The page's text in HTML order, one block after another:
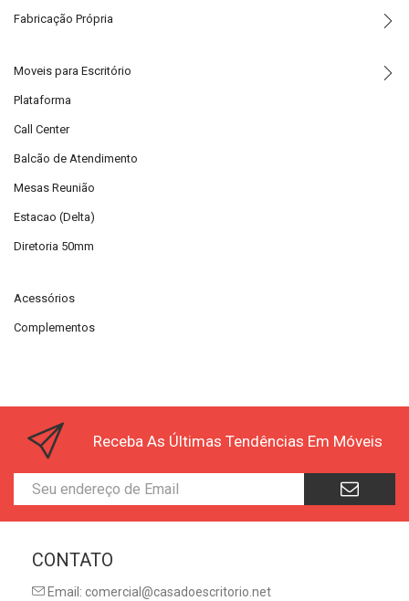
Fabricação Própria
Moveis para Escritório
Plataforma
Call Center
Balcão de Atendimento
Mesas Reunião
Estacao (Delta)
Diretoria 50mm
Acessórios
Complementos
Receba As Últimas Tendências Em Móveis
CONTATO
Email: comercial@casadoescritorio.net